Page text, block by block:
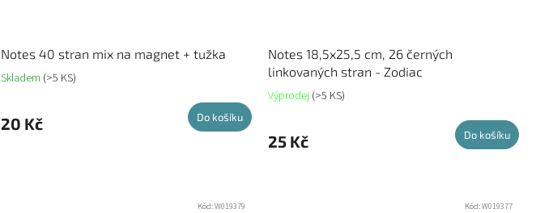
Notes 40 stran mix na magnet + tužka
Skladem (>5 KS)
20 Kč Do košíku
Notes 18,5x25,5 cm, 26 černých
linkovaných stran - Zodiac
Výprodej (>5 KS)
25 Kč Do košíku
Kód:W019379 Kód:W019377